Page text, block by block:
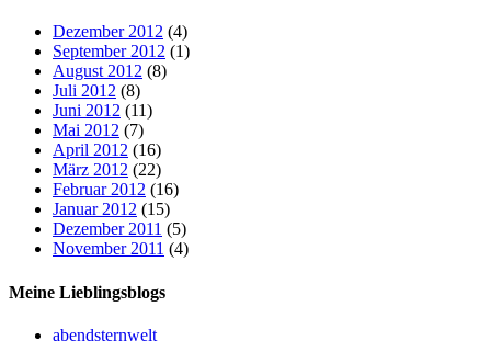
Dezember 2012 (4)
September 2012 (1)
August 2012 (8)
Juli 2012 (8)
Juni 2012 (11)
Mai 2012 (7)
April 2012 (16)
März 2012 (22)
Februar 2012 (16)
Januar 2012 (15)
Dezember 2011 (5)
November 2011 (4)
Meine Lieblingsblogs
abendsternwelt